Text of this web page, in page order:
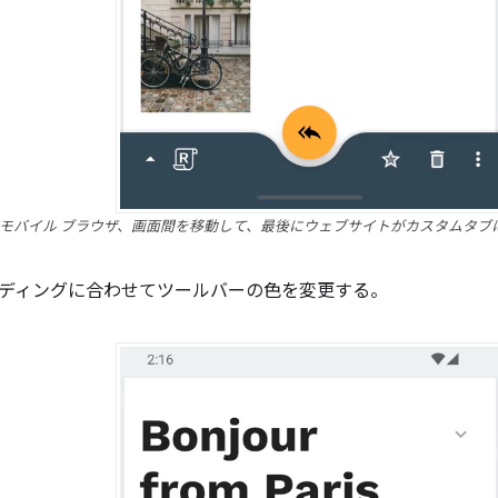
モバイル ブラウザ、画面間を移動して、最後にウェブサイトがカスタムタブ
ィングに合わせてツールバーの色を変更する。